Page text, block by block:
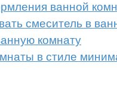
ванной
смеситель в
комнату
в стиле